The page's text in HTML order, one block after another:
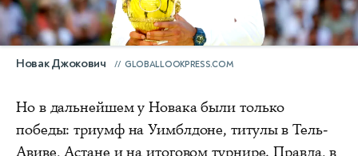
Новак Джокович GLOBALLOOKPRESS.COM
Но в дальнейшем у Новака были только
победы: триумф на Уимблдоне, титулы в Тель-